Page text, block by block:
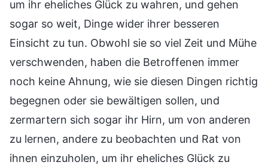
um ihr eheliches Glück zu wahren, und gehen
sogar so weit, Dinge wider ihrer besseren
Einsicht zu tun. Obwohl sie so viel Zeit und Mühe
verschwenden, haben die Betroffenen immer
noch keine Ahnung, wie sie diesen Dingen richtig
begegnen oder sie bewältigen sollen, und
zermartern sich sogar ihr Hirn, um von anderen
zu lernen, andere zu beobachten und Rat von
ihnen einzuholen, um ihr eheliches Glück zu